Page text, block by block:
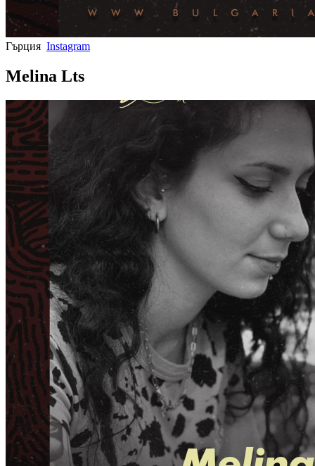
Гърция Instagram
Melina Lts